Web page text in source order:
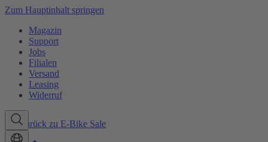
Zum Hauptinhalt springen
Magazin
Support
Jobs
Filialen
Versand
Leasing
Widerruf
Zurück zu E-Bike Sale